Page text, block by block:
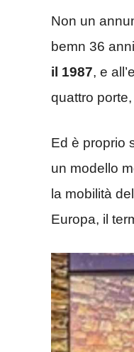
Non un
bemn 36
il 1987, e
quattro
Ed è proprio
un modello
la mobilità
Europa, il